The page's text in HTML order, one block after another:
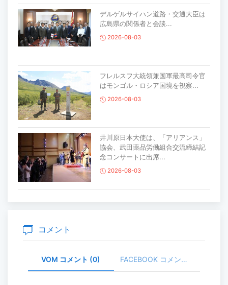
デルゲルサイハン道路・交通大臣は
広島県の関係者と会談...
2026-08-03
フレルスフ大統領兼国軍最高司令官
はモンゴル・ロシア国境を視察...
2026-08-03
井川原日本大使は、「アリアンス」
協会、武田薬品労働組合交流締結記
念コンサートに出席...
2026-08-03
家畜頭数は約7800万頭に達する見通
し
コメント
VOM コメント (0) FACEBOOK コメント (